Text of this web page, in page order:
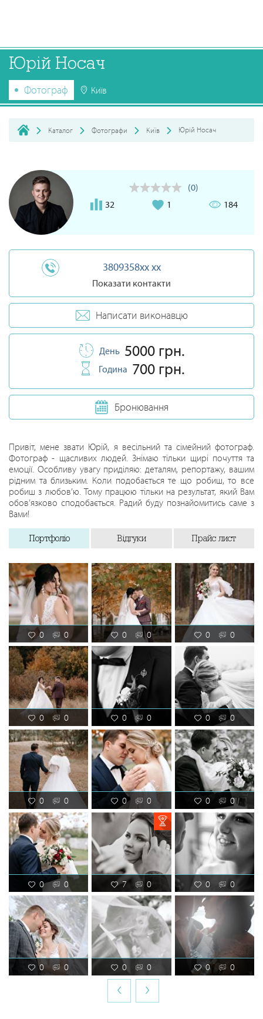
Юрій Носач
Фотограф Київ
Каталог Фотографи Київ Юрій Носач
(0)
32
1 184
3809358xx xx
Показати контакти
Написати виконавцю
День 5000 грн.
Година 700 грн.
Бронювання
Привіт, мене звати Юрій, я весільний та сімейний фотограф.
Фотограф - щасливих людей. Знімаю тільки щирі почуття та
емоції. Особливу увагу приділяю: деталям, репортажу, вашим
рідним та близьким. Коли подобається те що робиш, то все
робиш з любов’ю. Тому працюю тільки на результат, який Вам
обов’язково сподобається. Радий буду познайомитись саме з
Вами!
Портфоліо Відгуки Прайс лист
0 0 0 0 0 0
0 0 0 0 0 0
0 0 0 0 0 0
0 0 7 0 0 0
0 0 0 0 0 0
‹ ›